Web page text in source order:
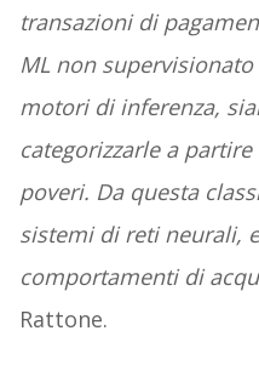
transazioni di
ML non
motori di inferenza,
categorizzarle a
poveri. Da questa
sistemi di reti neurali,
comportamenti di
Rattone.